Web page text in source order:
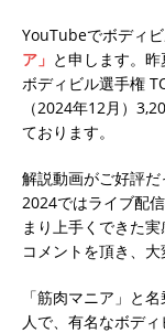
YouTubeでボディ
ア」 と申します。
ボディビル選手権
（2024年12月）
ております。
解説動画がご好評
2024ではライブ配
まり上手くできた
コメントを頂き、大
「筋肉マニア」と
人で、有名なボデ